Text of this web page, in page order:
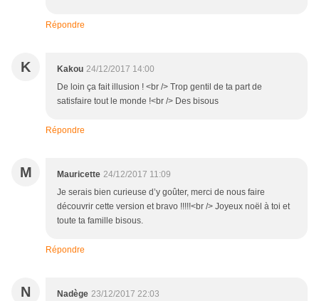
Répondre
K Kakou 24/12/2017 14:00
De loin ça fait illusion ! <br /> Trop gentil de ta part de
satisfaire tout le monde !<br /> Des bisous
Répondre
M Mauricette 24/12/2017 11:09
Je serais bien curieuse d’y goûter, merci de nous faire
découvrir cette version et bravo !!!!!<br /> Joyeux noël à toi et
toute ta famille bisous.
Répondre
N Nadège 23/12/2017 22:03